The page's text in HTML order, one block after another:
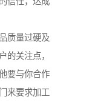
质量过硬及
的关注点，
要与你合作
来要求加工